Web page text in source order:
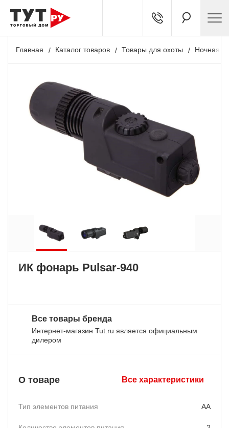
Главная Каталог товаров Товары для охоты Ночная
ИК фонарь Pulsar-940
Все товары бренда
Интернет-магазин Tut.ru является официальным
дилером
О товаре Все характеристики
Тип элементов питания АА